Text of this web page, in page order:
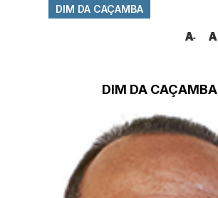
DIM DA CAÇAMBA
DIM DA CAÇAMBA